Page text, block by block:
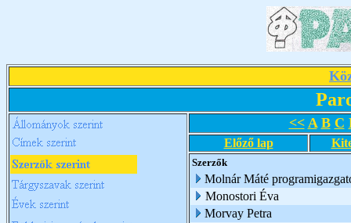
<< A B C
Előző lap
Szerzők
Molnár Máté
Monostori Éva
Morvay Petra